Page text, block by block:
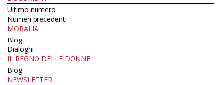
Ultimo numero
Numeri precedenti
MORALIA
Blog
Dialoghi
IL REGNO DELLE DONNE
Blog
NEWSLETTER